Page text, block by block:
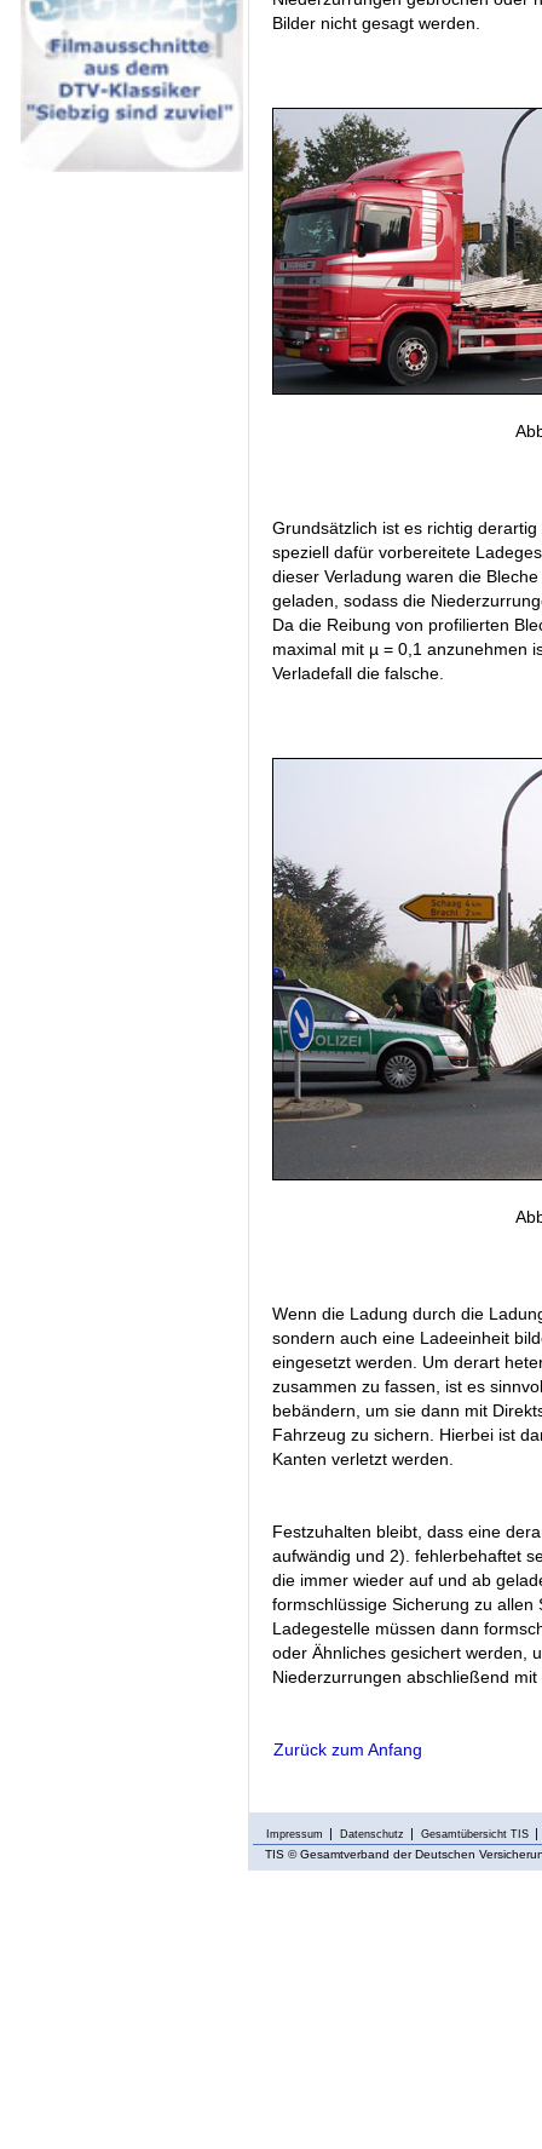
Bilder nicht gesagt werden.
Grundsätzlich ist es richtig
speziell dafür vorbereitete
dieser Verladung waren die
geladen, sodass die
Da die Reibung von profilierten
maximal mit µ = 0,1 anzunehmen
Verladefall die falsche.
Wenn die Ladung durch die
sondern auch eine Ladeeinheit
eingesetzt werden. Um derart
zusammen zu fassen, ist es
bebändern, um sie dann mit
Fahrzeug zu sichern. Hierbei ist
Kanten verletzt werden.
Festzuhalten bleibt, dass eine
aufwändig und 2). fehlerbehaftet
die immer wieder auf und ab
formschlüssige Sicherung zu
Ladegestelle müssen dann
oder Ähnliches gesichert werden,
Niederzurrungen abschließend
Zurück zum Anfang
Impressum Datenschutz Gesamtübersicht TIS
TIS © Gesamtverband der Deutschen